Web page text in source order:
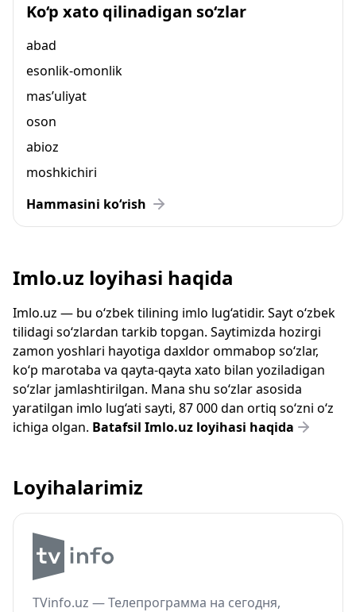
Ko‘p xato qilinadigan so‘zlar
abad
esonlik-omonlik
mas’uliyat
oson
abioz
moshkichiri
Hammasini ko‘rish
Imlo.uz loyihasi haqida
Imlo.uz — bu o‘zbek tilining imlo lug‘atidir. Sayt o‘zbek
tilidagi so‘zlardan tarkib topgan. Saytimizda hozirgi
zamon yoshlari hayotiga daxldor ommabop so‘zlar,
ko‘p marotaba va qayta-qayta xato bilan yoziladigan
so‘zlar jamlashtirilgan. Mana shu so‘zlar asosida
yaratilgan imlo lug‘ati sayti, 87 000 dan ortiq so‘zni o‘z
ichiga olgan. Batafsil Imlo.uz loyihasi haqida
Loyihalarimiz
TVinfo.uz — Телепрограмма на сегодня,